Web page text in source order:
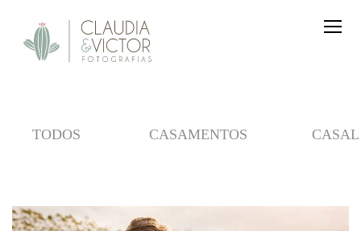
TODOS CASAMENTOS CASAL